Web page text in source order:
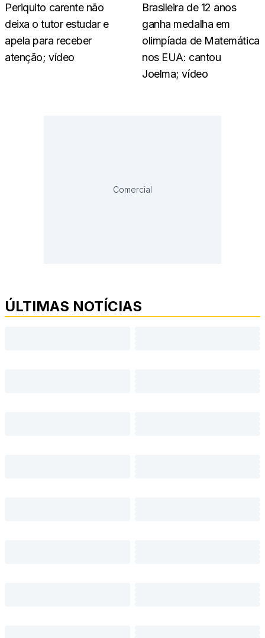
Periquito carente não
deixa o tutor estudar e
apela para receber
atenção; vídeo
Brasileira de 12 anos
ganha medalha em
olimpíada de Matemática
nos EUA: cantou
Joelma; vídeo
Comercial
ÚLTIMAS NOTÍCIAS